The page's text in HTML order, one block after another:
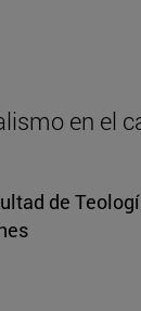
en el
de